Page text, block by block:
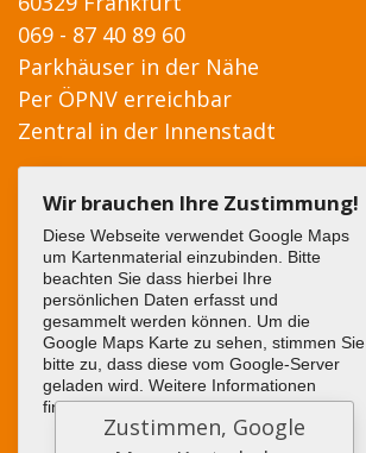
069 - 87 40 89 60
Parkhäuser in der Nähe
Per ÖPNV erreichbar
Zentral in der Innenstadt
Wir brauchen Ihre Zustimmung!
Diese Webseite verwendet Google Maps
um Kartenmaterial einzubinden. Bitte
beachten Sie dass hierbei Ihre
persönlichen Daten erfasst und
gesammelt werden können. Um die
Google Maps Karte zu sehen, stimmen Sie
bitte zu, dass diese vom Google-Server
geladen wird. Weitere Informationen
finden sieHIER